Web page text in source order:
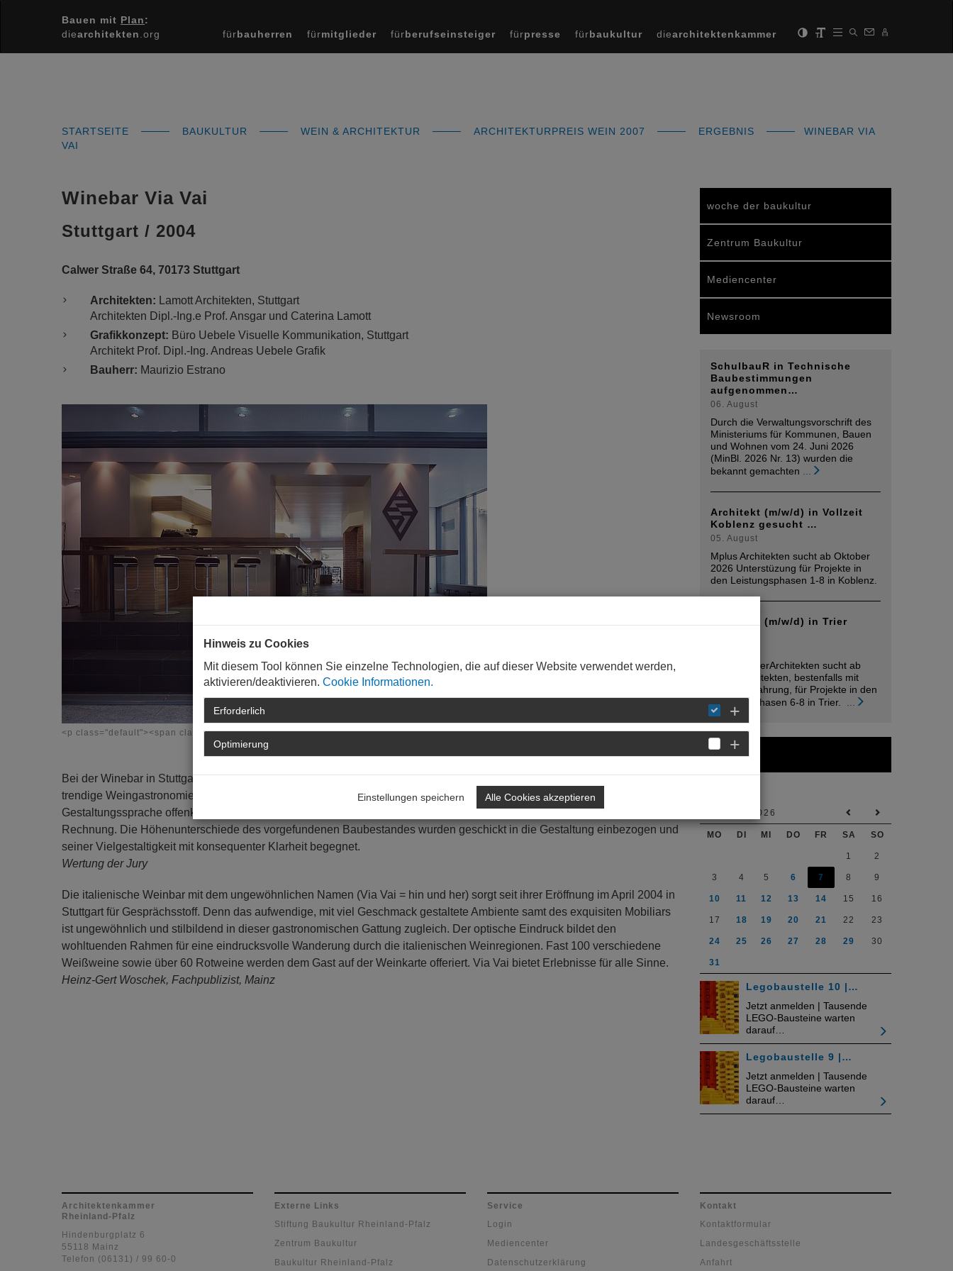
Bauen mit Plan:
diearchitekten .org fürbauherren fürmitglieder fürberufseinsteiger fürpresse fürbaukultur diearchitektenkammer
STARTSEITE BAUKULTUR WEIN & ARCHITEKTUR ARCHITEKTURPREIS WEIN 2007 ERGEBNIS
WINEBAR VIA
VAI
Winebar Via Vai
Stuttgart / 2004
Calwer Straße 64, 70173 Stuttgart
Architekten: Lamott Architekten, Stuttgart
Architekten Dipl.-Ing.e Prof. Ansgar und Caterina Lamott
Grafikkonzept: Büro Uebele Visuelle Kommunikation, Stuttgart
Architekt Prof. Dipl.-Ing. Andreas Uebele Grafik
Bauherr: Maurizio Estrano
<p class="default"><span class="default">Foto: Werner Huthmacher, Berlin<br></span></p>
Bei der Winebar in Stuttgart ist der Umgang mit dem Gebäudebestand hervorzuheben: Es entstand eine zeitgemäß-
trendige Weingastronomie, in der internationale Weine verkostet werden können. Der Umbau trägt in seiner
Gestaltungssprache offenkundig dem Ansinnen des Bauherrn, eine wertige Gastronomie zu etablieren, in hohem Maße
Rechnung. Die Höhenunterschiede des vorgefundenen Baubestandes wurden geschickt in die Gestaltung einbezogen und
seiner Vielgestaltigkeit mit konsequenter Klarheit begegnet.
Wertung der Jury
Die italienische Weinbar mit dem ungewöhnlichen Namen (Via Vai = hin und her) sorgt seit ihrer Eröffnung im April 2004 in
Stuttgart für Gesprächsstoff. Denn das aufwendige, mit viel Geschmack gestaltete Ambiente samt des exquisiten Mobiliars
ist ungewöhnlich und stilbildend in dieser gastronomischen Gattung zugleich. Der optische Eindruck bildet den
wohltuenden Rahmen für eine eindrucksvolle Wanderung durch die italienischen Weinregionen. Fast 100 verschiedene
Weißweine sowie über 60 Rotweine werden dem Gast auf der Weinkarte offeriert. Via Vai bietet Erlebnisse für alle Sinne.
Heinz-Gert Woschek, Fachpublizist, Mainz
woche der baukultur
Zentrum Baukultur
Mediencenter
Newsroom
SchulbauR in Technische
Baubestimmungen
aufgenommen…
06. August
Durch die Verwaltungsvorschrift des
Ministeriums für Kommunen, Bauen
und Wohnen vom 24. Juni 2026
(MinBl. 2026 Nr. 13) wurden die
bekannt gemachten
Architekt (m/w/d) in Vollzeit
Koblenz gesucht …
05. August
Mplus Architekten sucht ab Oktober
2026 Unterstüzung für Projekte in
den Leistungsphasen 1-8 in Koblenz.
Architekt (m/w/d) in Trier
raumwandlerArchitekten sucht ab
sofort Architekten, bestenfalls mit
Berufsehrfahrung, für Projekte in den
Leistungsphasen 6-8 in Trier.
Kalender
AUGUST 2026
MO DI MI DO FR SA SO
1 2
3 4 5 6 7 8 9
10 11 12 13 14 15 16
17 18 19 20 21 22 23
24 25 26 27 28 29 30
31
Legobaustelle 10 |…
Jetzt anmelden | Tausende
LEGO-Bausteine warten
darauf…
Legobaustelle 9 |…
Jetzt anmelden | Tausende
LEGO-Bausteine warten
darauf…
Architektenkammer
Rheinland-Pfalz
Hindenburgplatz 6
55118 Mainz
Telefon (06131) / 99 60-0
Externe Links
Stiftung Baukultur Rheinland-Pfalz
Zentrum Baukultur
Baukultur Rheinland-Pfalz
Service
Login
Mediencenter
Datenschutzerklärung
Kontakt
Kontaktformular
Landesgeschäftsstelle
Anfahrt
Hinweis zu Cookies
Mit diesem Tool können Sie einzelne Technologien, die auf dieser Website verwendet werden,
aktivieren/deaktivieren. Cookie Informationen.
Erforderlich
Optimierung
Einstellungen speichern Alle Cookies akzeptieren